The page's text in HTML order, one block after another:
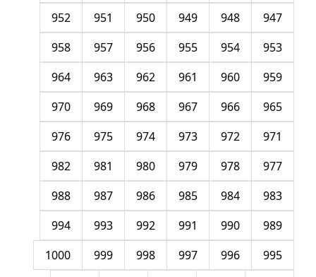
947
948
949
950
951
952
953
954
955
956
957
958
959
960
961
962
963
964
965
966
967
968
969
970
971
972
973
974
975
976
977
978
979
980
981
982
983
984
985
986
987
988
989
990
991
992
993
994
995
996
997
998
999
1000